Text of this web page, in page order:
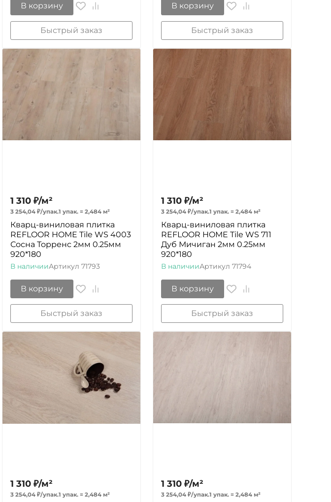
В корзину
Быстрый заказ
В корзину
Быстрый заказ
1 310 ₽/м²
3 254,04 ₽/упак.1 упак.= 2,484 м²
Кварц-виниловая плитка
REFLOOR HOME Tile WS 4003
Сосна Торренс 2мм 0.25мм
920*180
В наличииАртикул 71793
В корзину
Быстрый заказ
1 310 ₽/м²
3 254,04 ₽/упак.1 упак.= 2,484 м²
Кварц-виниловая плитка
REFLOOR HOME Tile WS 711
Дуб Мичиган 2мм 0.25мм
920*180
В наличииАртикул 71794
В корзину
Быстрый заказ
1 310 ₽/м²
3 254,04 ₽/упак.1 упак.= 2,484 м²
1 310 ₽/м²
3 254,04 ₽/упак.1 упак.= 2,484 м²